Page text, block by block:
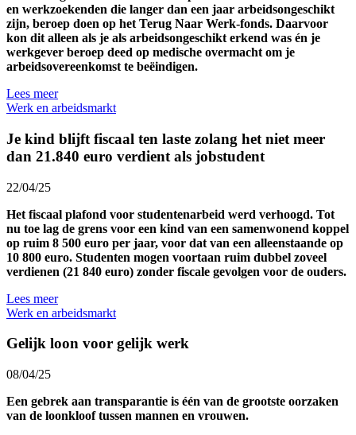
en werkzoekenden die langer dan een jaar arbeidsongeschikt
zijn, beroep doen op het Terug Naar Werk-fonds. Daarvoor
kon dit alleen als je als arbeidsongeschikt erkend was én je
werkgever beroep deed op medische overmacht om je
arbeidsovereenkomst te beëindigen.
Lees meer
Werk en arbeidsmarkt
Je kind blijft fiscaal ten laste zolang het niet meer
dan 21.840 euro verdient als jobstudent
22/04/25
Het fiscaal plafond voor studentenarbeid werd verhoogd. Tot
nu toe lag de grens voor een kind van een samenwonend koppel
op ruim 8 500 euro per jaar, voor dat van een alleenstaande op
10 800 euro. Studenten mogen voortaan ruim dubbel zoveel
verdienen (21 840 euro) zonder fiscale gevolgen voor de ouders.
Lees meer
Werk en arbeidsmarkt
Gelijk loon voor gelijk werk
08/04/25
Een gebrek aan transparantie is één van de grootste oorzaken
van de loonkloof tussen mannen en vrouwen.